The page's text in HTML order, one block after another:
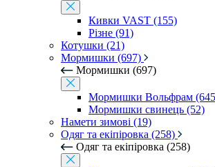
Кивки VAST (155)
Різне (91)
Котушки (21)
Мормишки (697)
Мормишки (697)
Мормишки Вольфрам
Мормишки свинець (52)
Намети зимові (19)
Одяг та екіпіровка (258)
Одяг та екіпіровка (258)